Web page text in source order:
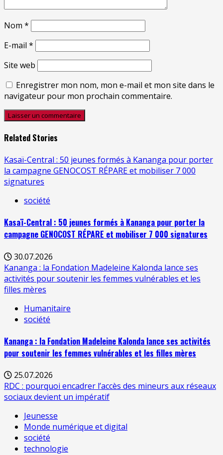
Nom *
E-mail *
Site web
Enregistrer mon nom, mon e-mail et mon site dans le
navigateur pour mon prochain commentaire.
Related Stories
Kasaï-Central : 50 jeunes formés à Kananga pour porter
la campagne GENOCOST RÉPARE et mobiliser 7 000
signatures
société
Kasaï-Central : 50 jeunes formés à Kananga pour porter la
campagne GENOCOST RÉPARE et mobiliser 7 000 signatures
30.07.2026
Kananga : la Fondation Madeleine Kalonda lance ses
activités pour soutenir les femmes vulnérables et les
filles mères
Humanitaire
société
Kananga : la Fondation Madeleine Kalonda lance ses activités
pour soutenir les femmes vulnérables et les filles mères
25.07.2026
RDC : pourquoi encadrer l’accès des mineurs aux réseaux
sociaux devient un impératif
Jeunesse
Monde numérique et digital
société
technologie